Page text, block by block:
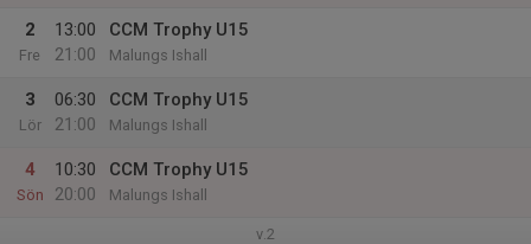
2
Fre
13:00
21:00
CCM Trophy U15
Malungs Ishall
3
Lör
06:30
21:00
CCM Trophy U15
Malungs Ishall
4
Sön
10:30
20:00
CCM Trophy U15
Malungs Ishall
v.2